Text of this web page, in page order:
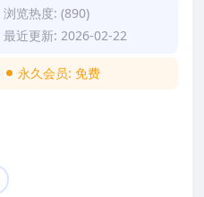
浏览热度: (890)
最近更新: 2026-02-22
永久会员: 免费